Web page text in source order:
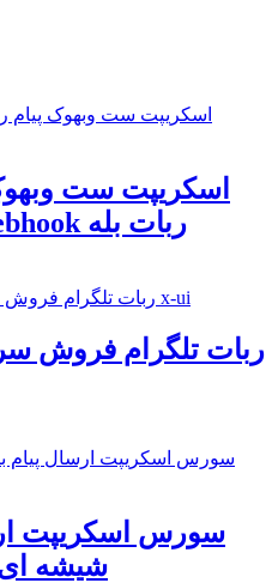
اسکریپت ست
مدیریت کامل Webhook ربات بله
ربات تلگرام فروش
سورس اسکریپت
شیشه ای